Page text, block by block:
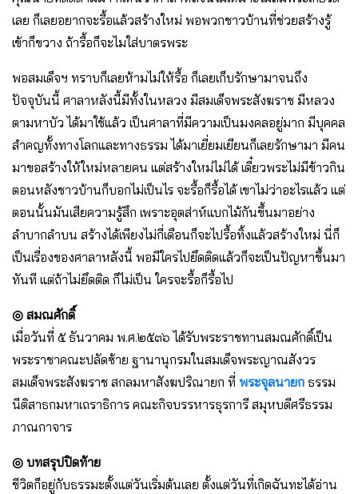
เลย ก็เลยอยากจะรื้อแล้วสร้างใหม่ พอพวกชาวบ้านที่ช่วยสร้างรู้
เข้าก็ขวาง ถ้ารื้อก็จะไมใส่บาตรพระ
พอสมเด็จฯ ทราบก็เลยห้ามไม่ให้รื้อ ก็เลยเก็บรักษามาจนถึง
ปัจจุบันนี้ ศาลาหลังนี้มีทั้งในหลวง มีสมเด็จพระสังฆราช มีหลวง
ตามหาบัว ได้มาใช้แล้ว เป็นศาลาที่มีความเป็นมงคลอยู่มาก มีบุคคล
สำคญทั้งทางโลกและทางธรรม ได้มาเยี่ยมเยียนก็เลยรักษามา มีคน
มาขอสร้างให้ใหม่หลายคน แต่สร้างใหม่ไม่ได้ เดี๋ยวพระไม่มีข้าวกิน
ตอนหลังชาวบ้านก็บอกไม่เป็นไร จะรื้อก็รื้อได้ เขาไม่ว่าอะไรแล้ว แต่
ตอนนั้นมันเสียความรู้สึก เพราะอุตส่าห์แบกไม้กันขึ้นมาอย่าง
ลำบากลำบน สร้างได้เพียงไม่กี่เดือนก็จะไปรื้อทิ้งแล้วสร้างใหม่ นี่ก็
เป็นเรื่องของศาลาหลังนี้ พอมีใครไปยึดติดแล้วก็จะเป็นปัญหาขึ้นมา
ทันที แต่ถ้าไม่ยึดติด ก็ไม่เป็น ใครจะรื้อก็รื้อไป
◎ สมณศักดิ์
เมื่อวันที่ ๕ ธันวาคม พ.ศ.๒๕๓๖ ได้รับพระราชทานสมณศักดิ์เป็น
พระราชาคณะปลัดซ้าย ฐานานุกรมในสมเด็จพระญาณสังวร
สมเด็จพระสังฆราช สกลมหาสังฆปริณายก ที่ พระจุลนายก ธรรม
นีติสาธกมหาเถราธิการ คณะกิจบรรหารธุรการี สมุหบดีศรีธรรม
ภาณกาจาร
◎ บทสรุปปิดท้าย
ชีวิตก็อยู่กับธรรมะตั้งแต่วันเริ่มต้นเลย ตั้งแต่วันที่เกิดฉันทะได้อ่าน